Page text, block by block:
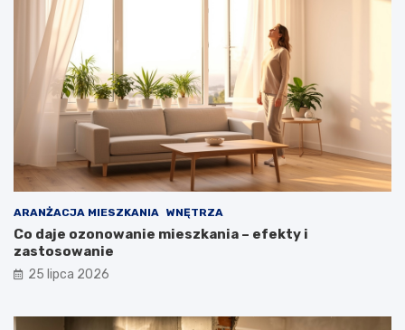
ARANŻACJA MIESZKANIA WNĘTRZA
Co daje ozonowanie mieszkania – efekty i
zastosowanie
25 lipca 2026